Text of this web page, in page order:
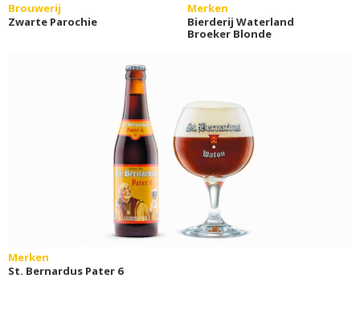
Brouwerij
Zwarte Parochie
Merken
Bierderij Waterland
Broeker Blonde
Merken
St. Bernardus Pater 6